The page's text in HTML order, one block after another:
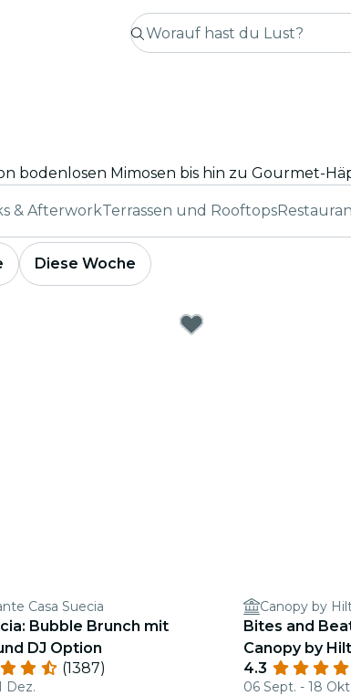
& AfterworkTerrassen und Rooftops
Diese Woche
Casa Suecia
Bubble Brunch mit
DJ Option
(1387)
Dez.
Canopy by
Bites and
Canopy by
4.3
06 Sept. - 18 Okt.